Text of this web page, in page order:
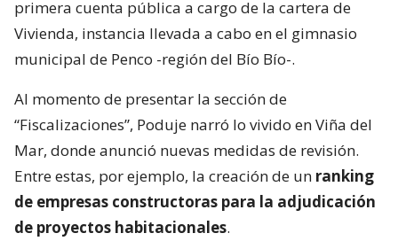
primera cuenta pública a cargo de la cartera de
Vivienda, instancia llevada a cabo en el gimnasio
municipal de Penco -región del Bío Bío-.
Al momento de presentar la sección de
“Fiscalizaciones”, Poduje narró lo vivido en Viña del
Mar, donde anunció nuevas medidas de revisión.
Entre estas, por ejemplo, la creación de un ranking
de empresas constructoras para la adjudicación
de proyectos habitacionales.